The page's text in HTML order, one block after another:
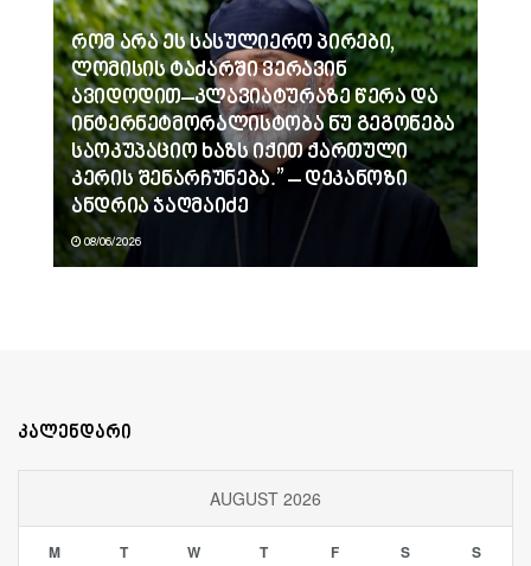
რომ არა ეს სასულიერო პირები,
ლომისის ტაძარში ვერავინ
ავიდოდით–კლავიატურაზე წერა და
ინტერნეტმორალისტობა ნუ გეგონება
საოკუპაციო ხაზს იქით ქართული
კერის შენარჩუნება.” – დეკანოზი
ანდრია ჯაღმაიძე
08/06/2026
კალენდარი
AUGUST 2026
M T W T F S S